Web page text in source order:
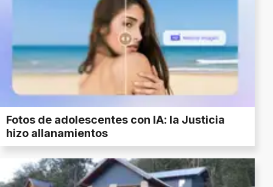
Fotos de adolescentes con IA: la Justicia
hizo allanamientos